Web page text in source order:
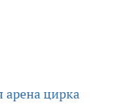
арена цирка